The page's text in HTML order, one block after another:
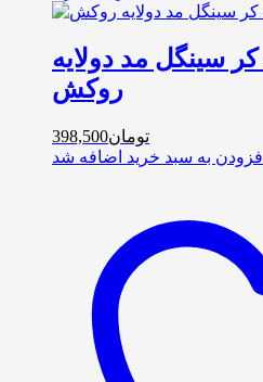
کابل فیبر نوری 48 کر سینگل مد دولایه
روکش
تومان398,500
افزودن به سبد خرید اضافه شد